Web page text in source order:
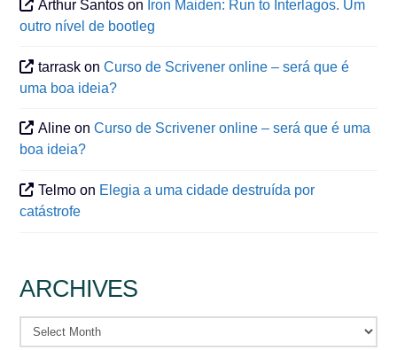
Arthur Santos on Iron Maiden: Run to Interlagos. Um
outro nível de bootleg
tarrask onCurso de Scrivener online – será que é
uma boa ideia?
Aline onCurso de Scrivener online – será que é uma
boa ideia?
Telmo on Elegia a uma cidade destruída por
catástrofe
ARCHIVES
Archives